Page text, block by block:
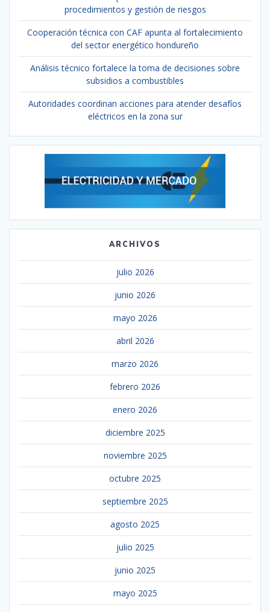
procedimientos y gestión de riesgos
Cooperación técnica con CAF apunta al fortalecimiento
del sector energético hondureño
Análisis técnico fortalece la toma de decisiones sobre
subsidios a combustibles
Autoridades coordinan acciones para atender desafíos
eléctricos en la zona sur
ARCHIVOS
julio 2026
junio 2026
mayo 2026
abril 2026
marzo 2026
febrero 2026
enero 2026
diciembre 2025
noviembre 2025
octubre 2025
septiembre 2025
agosto 2025
julio 2025
junio 2025
mayo 2025